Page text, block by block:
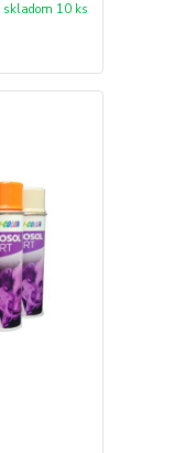
skladom 10 ks